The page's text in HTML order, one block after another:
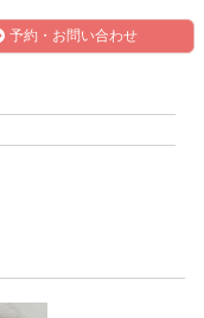
予約・お問い合わせ